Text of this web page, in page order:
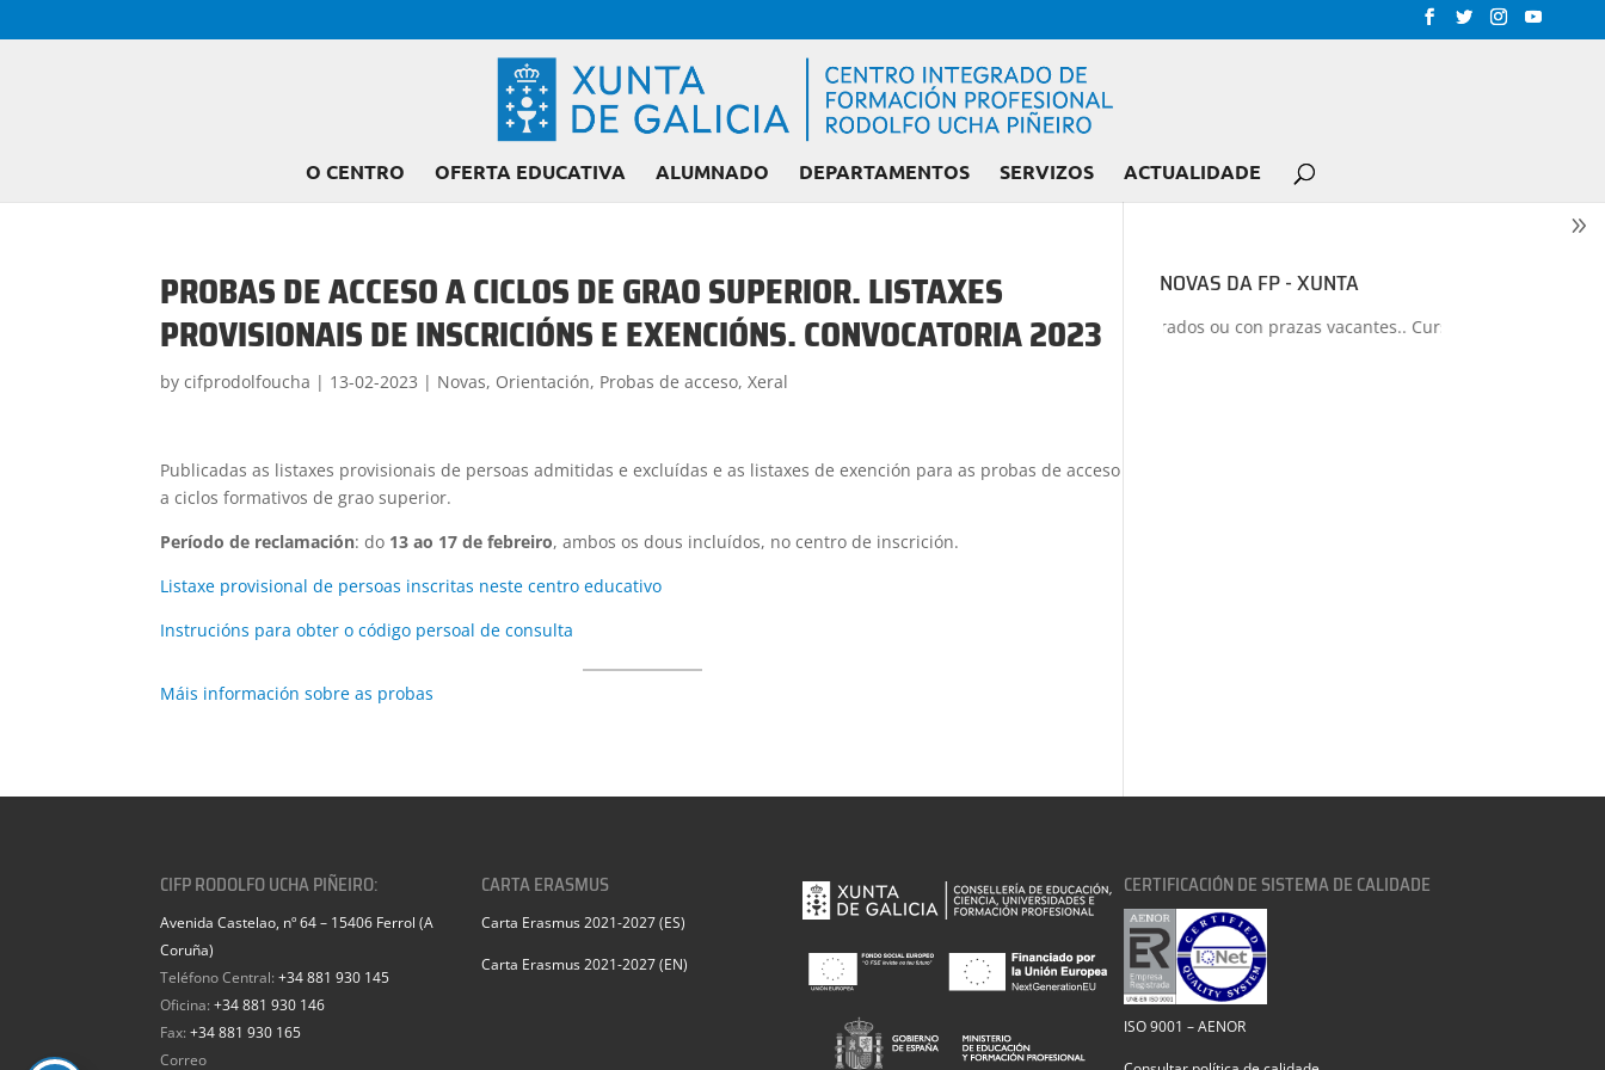
O CENTRO OFERTA EDUCATIVA ALUMNADO DEPARTAMENTOS SERVIZOS ACTUALIDADE
PROBAS DE ACCESO A CICLOS DE GRAO SUPERIOR. LISTAXES
PROVISIONAIS DE INSCRICIÓNS E EXENCIÓNS. CONVOCATORIA 2023
bycifprodolfoucha | 13-02-2023 | Novas, Orientación, Probas de acceso,Xeral
Publicadas as listaxes provisionais de persoas admitidas e excluídas e as listaxes de exención para as probas de acceso
a ciclos formativos de grao superior.
Período de reclamación: do 13 ao 17 de febreiro, ambos os dous incluídos, no centro de inscrición.
Listaxe provisional de persoas inscritas neste centro educativo
Instrucións para obter o código persoal de consulta
Máis información sobre as probas
NOVAS DA FP - XUNTA
Admisión FP: Ciclos liberados ou con prazas vacantes.. Curso 2026-2027
CIFP RODOLFO UCHA PIÑEIRO:
Avenida Castelao, nº 64 – 15406 Ferrol (A
Coruña)
Teléfono Central:+34 881 930 145
Oficina:+34 881 930 146
Fax:+34 881 930 165
Correo
CARTA ERASMUS
Carta Erasmus 2021-2027 (ES)
Carta Erasmus 2021-2027 (EN)
CERTIFICACIÓN DE SISTEMA DE CALIDADE
ISO 9001 – AENOR